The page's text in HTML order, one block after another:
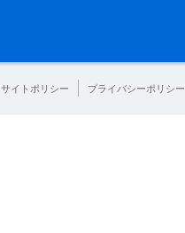
サイトポリシー プライバシーポリシー